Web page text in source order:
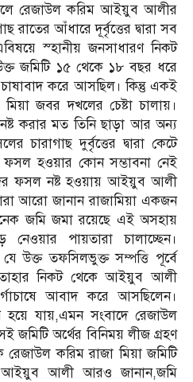
রেজাউল করিম আইয়ুব আলীর
রাতের আঁধারে দূর্বৃত্তের দ্বারা সব
স্হানীয় জনসাধারণ নিকট
জমিটি ১৫ থেকে ১৮ বছর ধরে
করে আসছিল। কিন্তু একই
জবর দখলের চেষ্টা চালায়।
করার মত তিনি ছাড়া আর অন্য
দুর্বৃত্তের দ্বারা কেটে
ফসল হওয়ার কোন সম্ভাবনা নেই
ফসল নষ্ট হওয়ায় আইয়ুব আলী
আরো জানান রাজামিয়া একজন
জমি জমা রয়েছে এই অসহায়
পায়তারা চালাচ্ছেন।
উক্ত তফসিলভুক্ত সম্পত্তি পূর্বে
নিকট থেকে আইয়ুব আলী
আবাদ করে আসছিলেন।
হয়ে যায়,এমন সংবাদে রেজাউল
জমিটি অর্থের বিনিময় লীজ গ্রহণ
করিম রাজা মিয়া জমিটি
আইয়ুব আলী আরও জানান,জমি